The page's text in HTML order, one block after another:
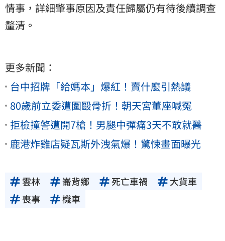
情事，詳細肇事原因及責任歸屬仍有待後續調查
釐清。
更多新聞：
台中招牌「給媽本」爆紅！賣什麼引熱議
80歲前立委遭圍毆骨折！朝天宮董座喊冤
拒檢撞警遭開7槍！男腿中彈痛3天不敢就醫
鹿港炸雞店疑瓦斯外洩氣爆！驚悚畫面曝光
雲林 崙背鄉 死亡車禍
大貨車
喪事
機車